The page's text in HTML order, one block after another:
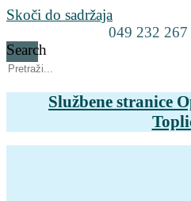
Skoči do sadržaja
049 232 267
Search
Službene stranice